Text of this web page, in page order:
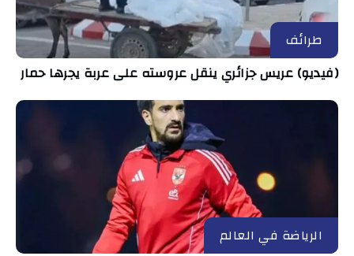
طرائف
(فيديو) عريس جزائري ينقل عروسته على عربة يجرها حمار
الرياضة في العالم